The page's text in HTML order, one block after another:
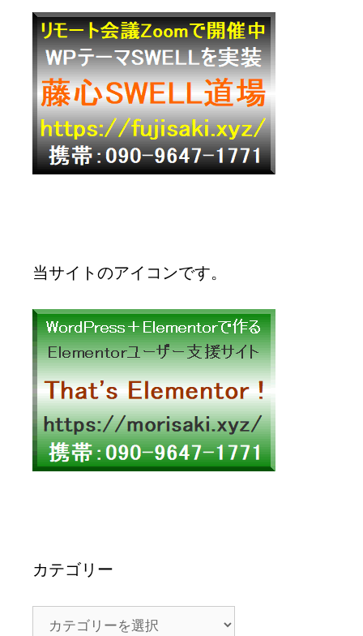
当サイトのアイコンです。
カテゴリー